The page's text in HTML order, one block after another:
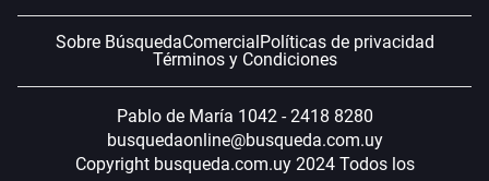
Sobre BúsquedaComercialPolíticas de privacidad
Términos y Condiciones
Pablo de María 1042 - 2418 8280
busquedaonline@busqueda.com.uy
Copyright busqueda.com.uy 2024 Todos los